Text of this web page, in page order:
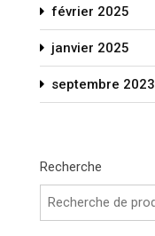
février 2025
janvier 2025
septembre 2023
Recherche